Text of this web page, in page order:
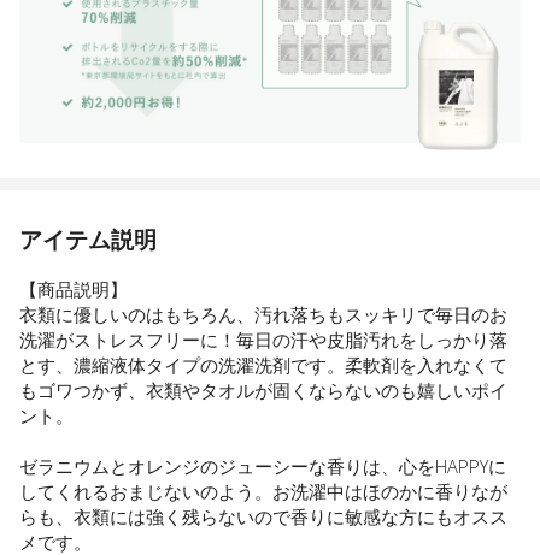
アイテム説明
【商品説明】
衣類に優しいのはもちろん、汚れ落ちもスッキリで毎日のお
洗濯がストレスフリーに！毎日の汗や皮脂汚れをしっかり落
とす、濃縮液体タイプの洗濯洗剤です。柔軟剤を入れなくて
もゴワつかず、衣類やタオルが固くならないのも嬉しいポイ
ント。
ゼラニウムとオレンジのジューシーな香りは、心をHAPPYに
してくれるおまじないのよう。お洗濯中はほのかに香りなが
らも、衣類には強く残らないので香りに敏感な方にもオスス
メです。